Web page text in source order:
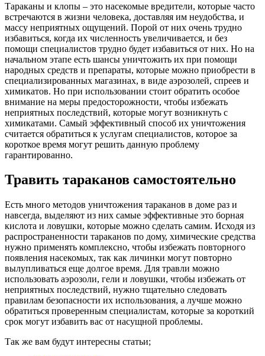
Тараканы и клопы – это насекомые вредители, которые часто
встречаются в жизни человека, доставляя им неудобства, и
массу неприятных ощущений. Порой от них очень трудно
избавиться, когда их численность увеличивается, и без
помощи специалистов трудно будет избавиться от них. Но на
начальном этапе есть шансы уничтожить их при помощи
народных средств и препараты, которые можно приобрести в
специализированных магазинах, в виде аэрозолей, спреев и
химикатов. Но при использовании стоит обратить особое
внимание на меры предосторожности, чтобы избежать
неприятных последствий, которые могут возникнуть с
химикатами. Самый эффективный способ их уничтожения
считается обратиться к услугам специалистов, которое за
короткое время могут решить данную проблему
гарантированно.
Травить тараканов самостоятельно
Есть много методов уничтожения тараканов в доме раз и
навсегда, выделяют из них самые эффективные это борная
кислота и ловушки, которые можно сделать самим. Исходя из
распространенности тараканов по дому, химические средства
нужно применять комплексно, чтобы избежать повторного
появления насекомых, так как личинки могут повторно
вылупливаться еще долгое время. Для травли можно
использовать аэрозоли, гели и ловушки, чтобы избежать от
неприятных последствий, нужно тщательно следовать
правилам безопасности их использования, а лучше можно
обратиться проверенным специалистам, которые за короткий
срок могут избавить вас от насущной проблемы.
Так же вам будут интересны статьи;